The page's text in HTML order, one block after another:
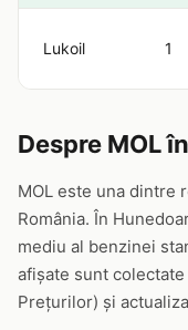
Lukoil 1
Despre MOL
MOL este una dintre
România. În
mediu al benzinei
afișate sunt
Prețurilor) și